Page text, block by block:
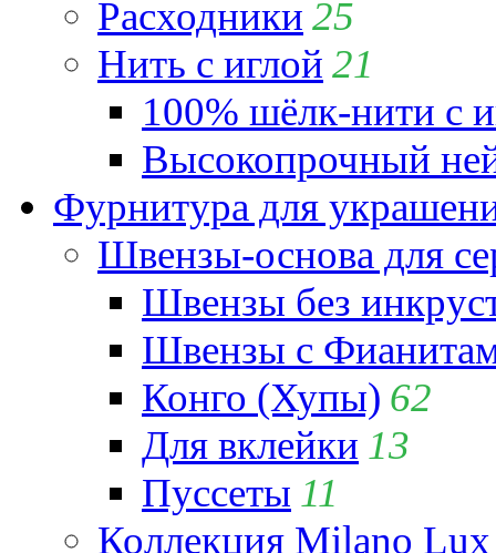
Расходники 25
Нить с иглой 21
100% шёлк-нити с
Высокопрочный
Фурнитура для
Швензы-основа для
Швензы без
Швензы с
Конго (Хупы) 62
Для вклейки 13
Пуссеты 11
Коллекция Milano Lux